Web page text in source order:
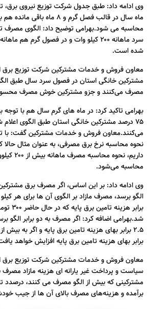
ماه سال در قالب فصل گرم و ۸ ماه
محاسبه می‌ شود.بهرامی توضیح داد: الگوی
شده است.
مشترکین خانگی استان در فصول سرد سال طبق
مصرف می‌کنند و جزو مشترکین خوش مصرف
بهرامی تاکید کرد: در ماه‌ های گرم سال هم با
۷۵ درصد مشترکین خانگی استان طبق الگوی
می‌کنند.معاون فروش و خدمات مشترکین گفت: با
نحوه محاسبه نرخ برق مصرفی، به عنوان مثال
داریم،
محاسبه می‌شود.
برابر
شد.بهرامی اضافه کرد: اگر مصرف به دو برابر الگو
برابر بهای هزینه تامین برق پایه افزایش خواهد
معاون فروش و خدمات مشترکین شرکت توزیع برق
سیاست و پرداخت غیر یارانه‌ ای هزینه مازاد
مشترکینی که بیش از الگو مصرف می کنند، درصدد
برآمده و هزینه‌های مصرف بالای آن ها از جیب